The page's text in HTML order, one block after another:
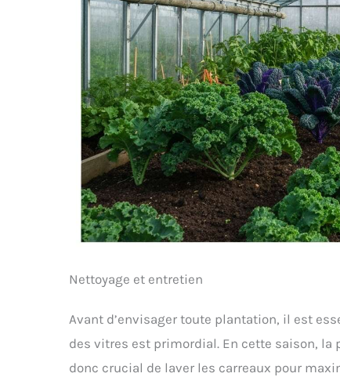
Nettoyage et entretien
Avant d’envisager toute plantation, il est
des vitres est primordial. En cette saison,
donc crucial de laver les carreaux pour